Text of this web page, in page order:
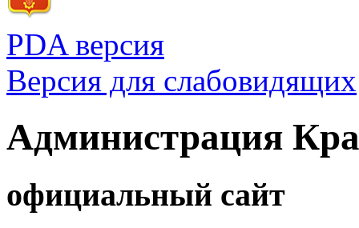
PDA версия
Версия для слабовидящих
Администрация
официальный сайт